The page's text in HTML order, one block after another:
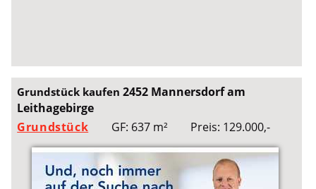
Grundstück kaufen2452 Mannersdorf am
Leithagebirge
Grundstück
GF: 637 m² Preis: 129.000,-